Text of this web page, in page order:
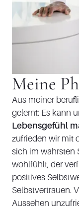
Meine
Aus meiner
gelernt: Es kann
Lebensgefühl
zufrieden wir mit
sich im wahrsten
wohlfühlt, der
positives
Selbstvertrauen.
Aussehen